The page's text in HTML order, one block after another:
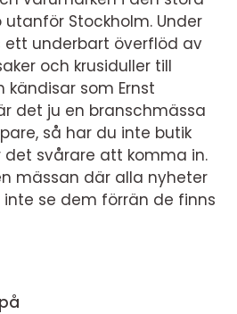
utanför Stockholm. Under
underbart överflöd av
och krusiduller till
som Ernst
det ju en branschmässa
så har du inte butik
det svårare att komma in.
mässan där alla nyheter
inte se dem förrän de finns